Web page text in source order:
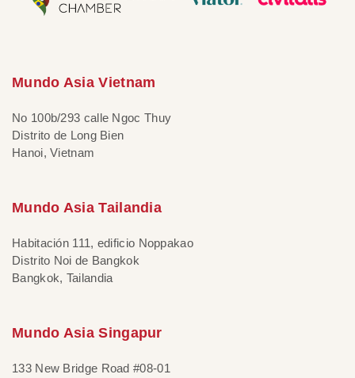
Mundo Asia Vietnam
No 100b/293 calle Ngoc Thuy
Distrito de Long Bien
Hanoi, Vietnam
Mundo Asia Tailandia
Habitación 111, edificio Noppakao
Distrito Noi de Bangkok
Bangkok, Tailandia
Mundo Asia Singapur
133 New Bridge Road #08-01